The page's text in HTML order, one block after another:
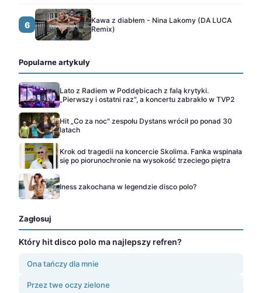
6
Kawa z diabłem - Nina Lakomy (DA LUCA
Remix)
Popularne artykuły
Lato z Radiem w Poddębicach z falą krytyki.
„Pierwszy i ostatni raz", a koncertu zabrakło w TVP2
Hit „Co za noc" zespołu Dystans wrócił po ponad 30
latach
Krok od tragedii na koncercie Skolima. Fanka wspinała
się po piorunochronie na wysokość trzeciego piętra
Iness zakochana w legendzie disco polo?
Zagłosuj
Który hit disco polo ma najlepszy refren?
Ona tańczy dla mnie
Przez twe oczy zielone